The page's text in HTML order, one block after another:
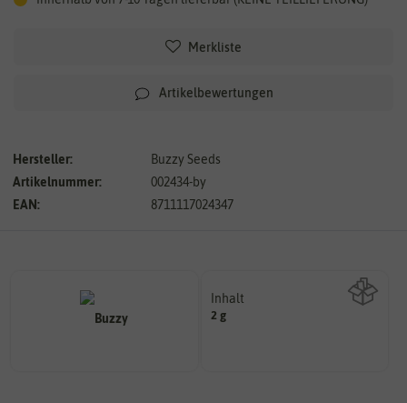
Merkliste
Artikelbewertungen
Hersteller:
Buzzy Seeds
Artikelnummer:
002434-by
EAN:
8711117024347
Inhalt
2 g